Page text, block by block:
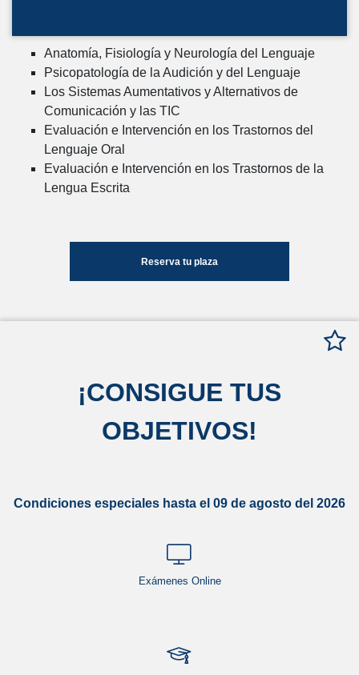
Anatomía, Fisiología y Neurología del Lenguaje
Psicopatología de la Audición y del Lenguaje
Los Sistemas Aumentativos y Alternativos de
Comunicación y las TIC
Evaluación e Intervención en los Trastornos del
Lenguaje Oral
Evaluación e Intervención en los Trastornos de la
Lengua Escrita
Reserva tu plaza
¡CONSIGUE TUS
OBJETIVOS!
Condiciones especiales hasta el 09 de agosto del 2026
Exámenes Online